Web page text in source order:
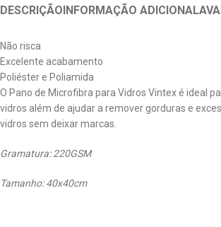
DESCRIÇÃOINFORMAÇÃO ADICIONAL
Não risca
Excelente acabamento
Poliéster e Poliamida
O Pano de Microfibra para Vidros Vintex é ideal
vidros além de ajudar a remover gorduras e
vidros sem deixar marcas.
Gramatura: 220GSM
Tamanho: 40x40cm